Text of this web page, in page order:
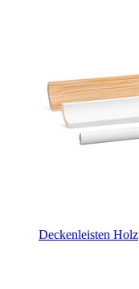
Deckenleisten Holz